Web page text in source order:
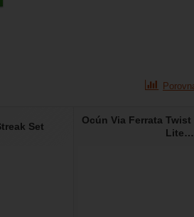
Set
Ocún Via Ferrata
Lite…